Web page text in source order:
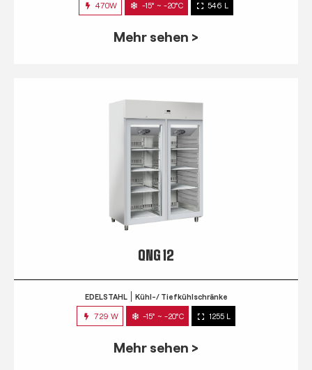
470W -15° ~ -20°C 546 L
Mehr sehen >
QNG 12
EDELSTAHL Kühl-/ Tiefkühlschränke
729 W -15° ~ -20°C 1255 L
Mehr sehen >